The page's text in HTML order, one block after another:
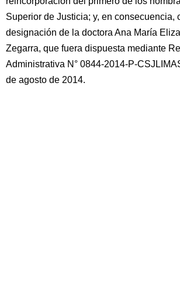
Superior de Justicia; y, en consecuencia,
designación de la doctora Ana María
Zegarra, que fuera dispuesta mediante
Administrativa N° 0844-2014-P-
de agosto de 2014.